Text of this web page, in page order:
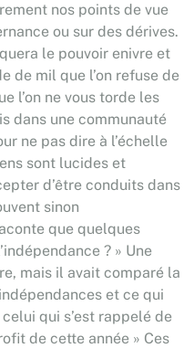
nos points de vue
ou sur des dérives.
le pouvoir enivre et
de mil que l’on refuse de
l’on ne vous torde les
dans une communauté
ne pas dire à l’échelle
sont lucides et
d’être conduits dans
sinon
que quelques
? » Une
mais il avait comparé la
et ce qui
qui s’est rappelé de
de cette année » Ces